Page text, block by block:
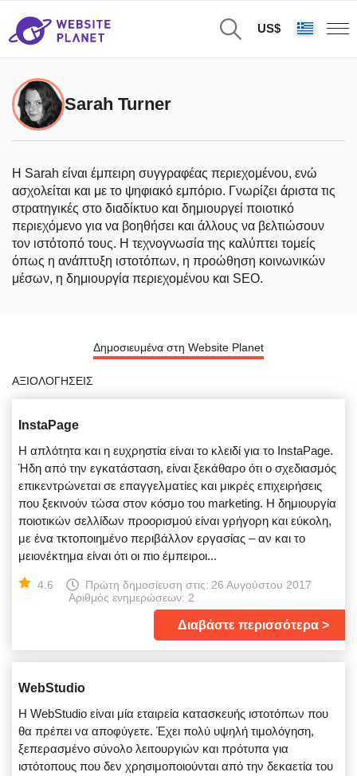
US$
Sarah Turner
Η Sarah είναι έμπειρη συγγραφέας περιεχομένου, ενώ
ασχολείται και με το ψηφιακό εμπόριο. Γνωρίζει άριστα τις
στρατηγικές στο διαδίκτυο και δημιουργεί ποιοτικό
περιεχόμενο για να βοηθήσει και άλλους να βελτιώσουν
τον ιστότοπό τους. Η τεχνογνωσία της καλύπτει τομείς
όπως η ανάπτυξη ιστοτόπων, η προώθηση κοινωνικών
μέσων, η δημιουργία περιεχομένου και SEO.
Δημοσιευμένα στη Website Planet
ΑΞΙΟΛΟΓΉΣΕΙΣ
InstaPage
Η απλότητα και η ευχρηστία είναι το κλειδί για το InstaPage.
Ήδη από την εγκατάσταση, είναι ξεκάθαρο ότι ο σχεδιασμός
επικεντρώνεται σε επαγγελματίες και μικρές επιχειρήσεις
που ξεκινούν τώσα στον κόσμο του marketing. Η δημιουργία
ποιοτικών σελλίδων προορισμού είναι γρήγορη και εύκολη,
με ένα τκτοποιημένο περιβάλλον εργασίας – αν και το
μειονέκτημα είναι ότι οι πιο έμπειροι...
4.6 Πρώτη δημοσίευση στις: 26 Αυγούστου 2017
Αριθμός ενημερώσεων: 2
Διαβάστε περισσότερα
WebStudio
Η WebStudio είναι μία εταιρεία κατασκευής ιστοτόπων που
θα πρέπει να αποφύγετε. Έχει πολύ υψηλή τιμολόγηση,
ξεπερασμένο σύνολο λειτουργιών και πρότυπα για
ιστότοπους που δεν χρησιμοποιούνται από την δεκαετία του